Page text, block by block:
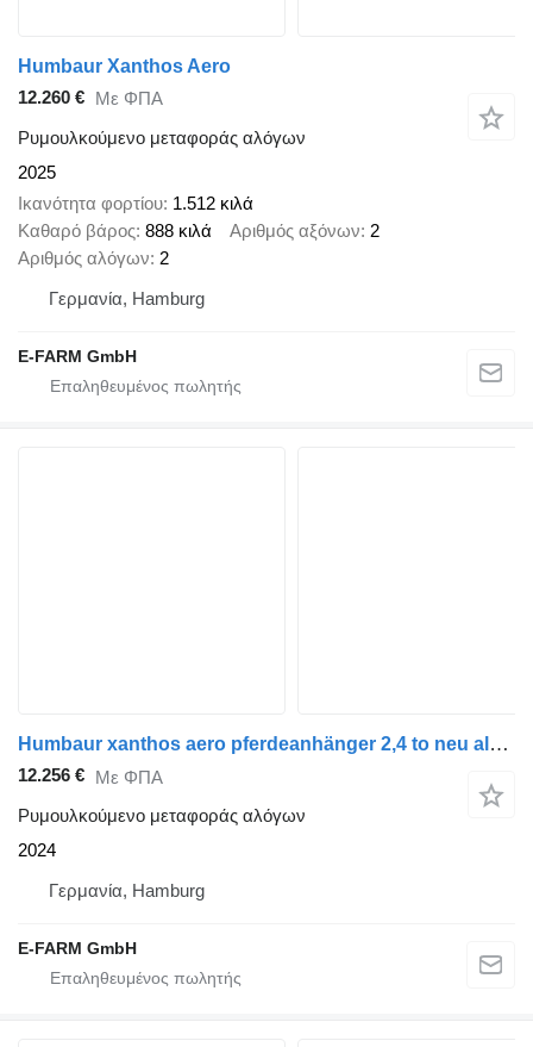
Humbaur Xanthos Aero
12.260 € Με ΦΠΑ
Ρυμουλκούμενο μεταφοράς αλόγων
2025
Ικανότητα φορτίου 1.512 κιλά
Καθαρό βάρος 888 κιλά Αριθμός αξόνων 2
Αριθμός αλόγων 2
Γερμανία, Hamburg
E-FARM GmbH
Humbaur xanthos aero pferdeanhänger 2,4 to neu alu 100km/h sk ds
12.256 € Με ΦΠΑ
Ρυμουλκούμενο μεταφοράς αλόγων
2024
Γερμανία, Hamburg
E-FARM GmbH